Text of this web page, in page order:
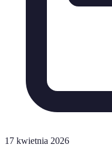
17 kwietnia 2026